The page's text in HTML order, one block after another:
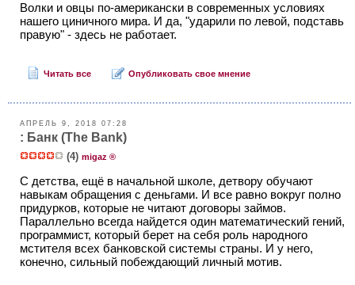
Волки и овцы по-американски в современных условиях
нашего циничного мира. И да, "ударили по левой, подставь
правую" - здесь не работает.
Читать все Опубликовать свое мнение
АПРЕЛЬ 9, 2018 07:28
: Банк (The Bank)
(4) migaz ®
С детства, ещё в начальной школе, детвору обучают
навыкам обращения с деньгами. И все равно вокруг полно
придурков, которые не читают договоры займов.
Параллельно всегда найдется один математический гений,
программист, который берет на себя роль народного
мстителя всех банковской системы страны. И у него,
конечно, сильный побеждающий личный мотив.